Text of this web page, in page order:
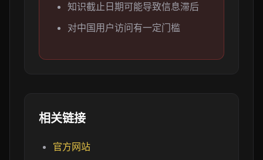
知识截止日期可能导致信息滞后
对中国用户访问有一定门槛
相关链接
官方网站